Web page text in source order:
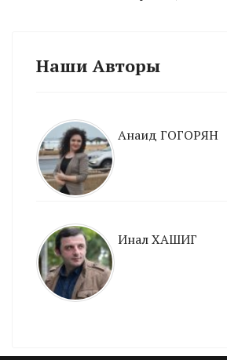
Наши Авторы
Анаид ГОГОРЯН
Инал ХАШИГ